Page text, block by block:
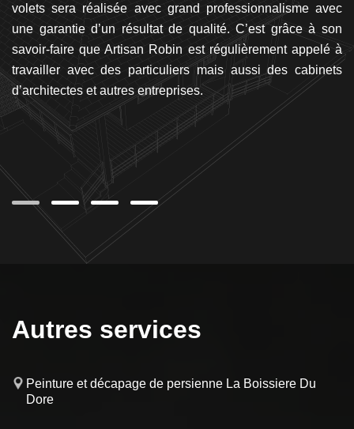
volets sera réalisée avec grand professionnalisme avec
une garantie d’un résultat de qualité. C’est grâce à son
savoir-faire que Artisan Robin est régulièrement appelé à
travailler avec des particuliers mais aussi des cabinets
d’architectes et autres entreprises.
Autres services
Peinture et décapage de persienne La Boissiere Du
Dore